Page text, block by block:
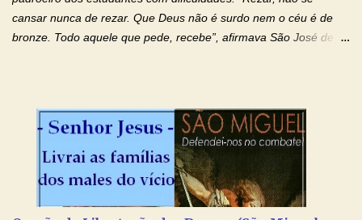
cansar nunca de rezar. Que Deus não é surdo nem o céu é de
bronze. Todo aquele que pede, recebe”, afirmava São José de
coração, transforma-o e o faz semelhante ao teu. Infunde em
mim o teu fervor, a tua sabedoria e a tua fé. Mostra tua bondade,
ajudando-me e eu me esforçarei para imitar tuas virtudes.
Glória… Amável protetor meu, o estudo geralmente é difícil, duro
e entediante para mim. Tu podes deixar tudo isso mais fácil e
agradável. Espera somente meu chamado. Eu te prometo um